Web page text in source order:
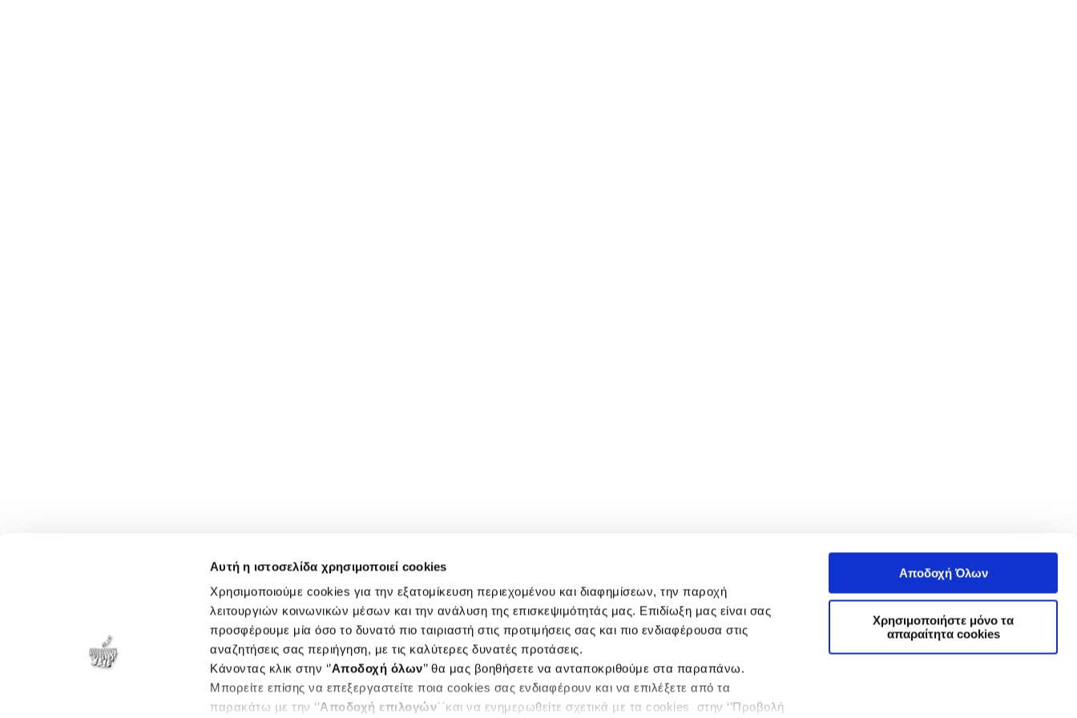
Αυτή η ιστοσελίδα χρησιμοποιεί cookies
Χρησιμοποιούμε cookies για την εξατομίκευση περιεχομένου και διαφημίσεων, την παροχή
λειτουργιών κοινωνικών μέσων και την ανάλυση της επισκεψιμότητάς μας. Επιδίωξη μας είναι σας
προσφέρουμε μία όσο το δυνατό πιο ταιριαστή στις προτιμήσεις σας και πιο ενδιαφέρουσα στις
αναζητήσεις σας περιήγηση, με τις καλύτερες δυνατές προτάσεις.
Κάνοντας κλικ στην ‘’Αποδοχή όλων’’ θα μας βοηθήσετε να ανταποκριθούμε στα παραπάνω.
Μπορείτε επίσης να επεξεργαστείτε ποια cookies σας ενδιαφέρουν και να επιλέξετε από τα
παρακάτω με την ‘’Αποδοχή επιλογών΄΄και να ενημερωθείτε σχετικά με τα cookies στην ‘’Προβολή
Αποδοχή Όλων
Χρησιμοποιήστε μόνο τα
απαραίτητα cookies